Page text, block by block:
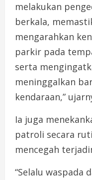
melakukan
berkala,
mengarahkan
parkir pada
serta
meninggalkan
kendaraan,”
Ia juga
patroli secara
mencegah
“Selalu waspada